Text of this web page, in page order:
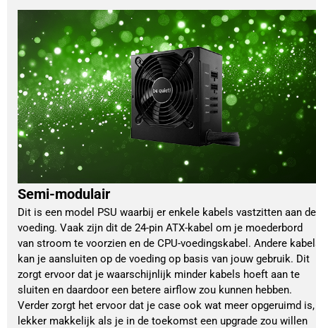
Semi-modulair
Dit is een model PSU waarbij er enkele kabels vastzitten aan de
voeding. Vaak zijn dit de 24-pin ATX-kabel om je moederbord
van stroom te voorzien en de CPU-voedingskabel. Andere
kan je aansluiten op de voeding op basis van jouw gebruik. Dit
zorgt ervoor dat je waarschijnlijk minder kabels hoeft aan te
sluiten en daardoor een betere airflow zou kunnen hebben.
Verder zorgt het ervoor dat je case ook wat meer opgeruimd is,
lekker makkelijk als je in de toekomst een upgrade zou willen